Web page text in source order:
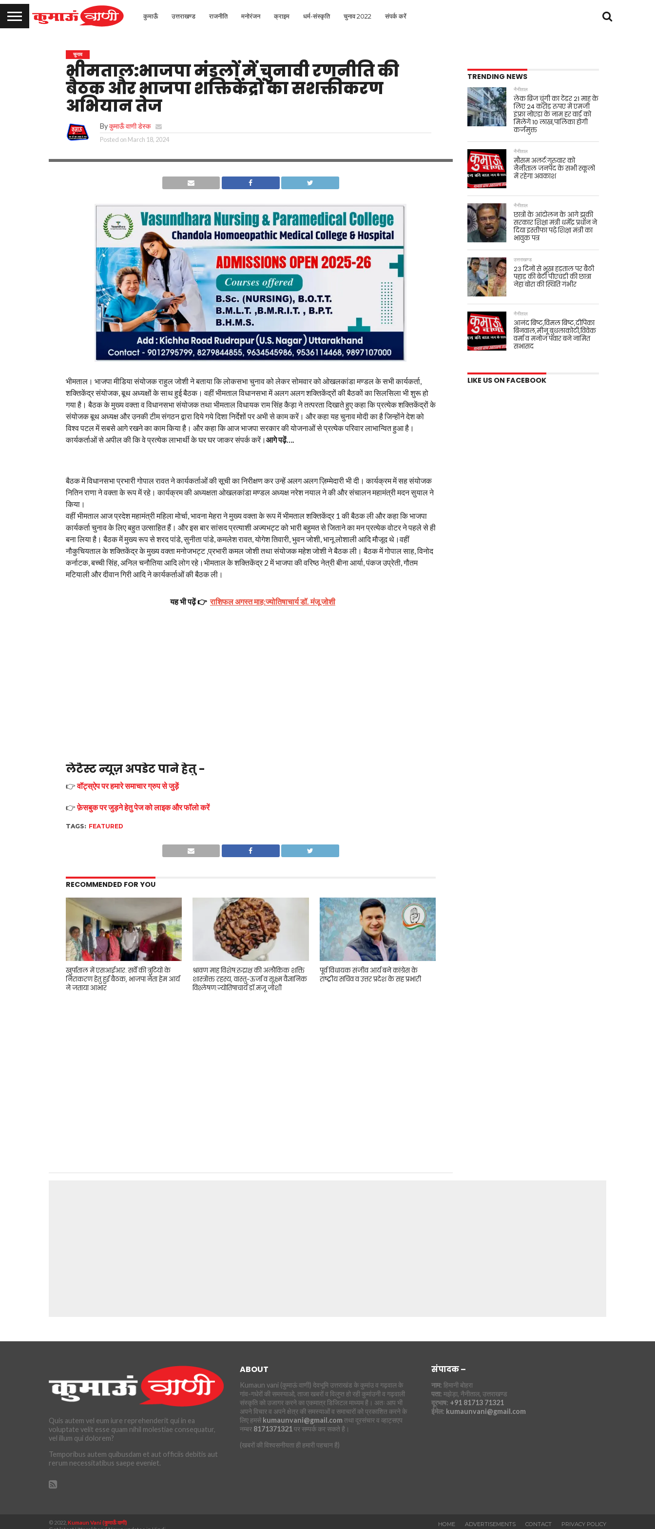
कुमाऊँ उत्तराखण्ड राजनीति मनोरंजन क्राइम धर्म-संस्कृति चुनाव 2022 संपर्क करें
चुनाव
भीमताल:भाजपा मंडलों में चुनावी रणनीति की
बैठक और भाजपा शक्तिकेंद्रों का सशक्तीकरण
अभियान तेज
Byकुमाऊँ वाणी डेस्क
Posted on March 18, 2024
भीमताल। भाजपा मीडिया संयोजक राहुल जोशी ने बताया कि लोकसभा चुनाव को लेकर सोमवार को ओखलकांडा मण्डल के सभी कार्यकर्ता,
शक्तिकेंद्र संयोजक, बूथ अध्यक्षों के साथ हुई बैठक। वहीं भीमताल विधानसभा में अलग अलग शक्तिकेंद्रों की बैठकों का सिलसिला भी शुरू हो
गया है। बैठक के मुख्य वक्ता व विधानसभा संयोजक तथा भीमताल विधायक राम सिंह कैड़ा ने तत्परता दिखाते हुए कहा कि प्रत्येक शक्तिकेंद्रों के
संयोजक बूथ अध्यक्ष और उनकी टीम संगठन द्वारा दिये गये दिशा निर्देशों पर अभी से काम करें। और कहा यह चुनाव मोदी का है जिन्होंने देश को
विश्व पटल में सबसे आगे रखने का काम किया है। और कहा कि आज भाजपा सरकार की योजनाओं से प्रत्येक परिवार लाभान्वित हुआ है।
कार्यकर्ताओं से अपील की कि वे प्रत्येक लाभार्थी के घर घर जाकर संपर्क करें। आगे पढ़ें….
बैठक में विधानसभा प्रभारी गोपाल रावत ने कार्यकर्ताओं की सूची का निरीक्षण कर उन्हें अलग अलग ज़िम्मेदारी भी दी। कार्यक्रम में सह संयोजक
नितिन राणा ने वक्ता के रूप में रहे। कार्यक्रम की अध्यक्षता ओखलकांडा मण्डल अध्यक्ष नरेश नयाल ने की और संचालन महामंत्री मदन सुयाल ने
किया।
वहीं भीमताल आज प्रदेश महामंत्री महिला मोर्चा, भावना मेहरा ने मुख्य वक्ता के रूप में भीमताल शक्तिकेंद्र 1 की बैठक ली और कहा कि भाजपा
कार्यकर्ता चुनाव के लिए बहुत उत्साहित हैं। और इस बार सांसद प्रत्याशी अज्यभट्ट को भारी बहुमत से जिताने का मन प्रत्येक वोटर ने पहले से ही
बना लिया है। बैठक में मुख्य रूप से शरद पांडे, सुनीता पांडे, कमलेश रावत, योगेश तिवारी, भुवन जोशी, भानू लोशाली आदि मौजूद थे।वहीं
नौकुचियताल के शक्तिकेंद्र के मुख्य वक्ता मनोजभट्ट ,प्रभारी कमल जोशी तथा संयोजक महेश जोशी ने बैठक ली। बैठक में गोपाल साह, विनोद
कर्नाटक, बच्ची सिंह, अनिल चनौतिया आदि लोग रहे।भीमताल के शक्तिकेंद्र 2 में भाजपा की वरिष्ठ नेत्री बीना आर्या, पंकज उप्रेती, गौतम
मटियाली और दीवान गिरी आदि ने कार्यकर्ताओं की बैठक ली।
यह भी पढ़ें 👉 राशिफल अगस्त माह:ज्योतिषाचार्य डॉ. मंजू जोशी
लेटैस्ट न्यूज़ अपडेट पाने हेतु -
👉वॉट्स्ऐप पर हमारे समाचार ग्रुप से जुड़ें
👉फ़ेसबुक पर जुड़ने हेतु पेज को लाइक और फॉलो करें
TAGS: FEATURED
RECOMMENDED FOR YOU
खुर्पाताल में एसआईआर. सर्वे की त्रुटियों के
निराकरण हेतु हुई बैठक, भाजपा नेता हेम आर्य
ने जताया आभार
श्रावण माह विशेष:रुद्राक्ष की अलौकिक शक्ति
शास्त्रोक्त रहस्य, वास्तु-ऊर्जा व सूक्ष्म वैज्ञानिक
विश्लेषण:ज्योतिषाचार्य डॉ.मंजू जोशी
पूर्व विधायक संजीव आर्य बने कांग्रेस के
राष्ट्रीय सचिव व उत्तर प्रदेश के सह प्रभारी
TRENDING NEWS
नैनीताल
लेक ब्रिज चुंगी का टेंडर 21 माह के
लिए 24 करोड़ रुपए में एमजी
इंफ़्रा नोएडा के नाम हर वार्ड को
मिलेंगे 10 लाख,पालिका होगी
कर्जमुक्त
नैनीताल
मौसम अलर्ट:गुरुवार को
नैनीताल जनपद के सभी स्कूलों
में रहेगा अवकाश
नैनीताल
छात्रों के आंदोलन के आगे झुकी
सरकार शिक्षा मंत्री धर्मेंद्र प्रधान ने
दिया इस्तीफा पढ़े शिक्षा मंत्री का
भावुक पत्र
उत्तराखण्ड
23 दिनों से भूख हड़ताल पर बैठी
पहाड़ की बेटी पीएचडी की छात्रा
नेहा बोरा की स्थिति गंभीर
नैनीताल
आनंद बिष्ट,विमल बिष्ट,दीपिका
बिनवाल,मीनू बुधलाकोटी,विवेक
वर्मा व मनोज पंवार बने नामित
सभासद
LIKE US ON FACEBOOK
Quis autem vel eum iure reprehenderit qui in ea
voluptate velit esse quam nihil molestiae consequatur,
vel illum qui dolorem?
Temporibus autem quibusdam et aut officiis debitis aut
rerum necessitatibus saepe eveniet.
ABOUT
Kumaun vani (कुमाऊं वाणी) देवभूमि उत्तराखंड के कुमांउ व गढ़वाल के
गांव-गधेरों की समस्याओ, ताजा खबरों व विलुप्त हो रही कुमांउनी व गढ़वाली
संस्कृति को उजागर करने का एकमात्र डिजिटल माध्यम है। अतः आप भी
अपने विचार व अपने क्षेत्र की समस्याओं व समाचारों को प्रकाशित करने के
लिए हमसे kumaunvani@gmail.com तथा दूरसंचार व व्हाट्सएप
नम्बर 8171371321पर सम्पर्क कर सकते है।
(खबरों की विश्वसनीयता ही हमारी पहचान है)
संपादक –
नाम: हिमानी बोहरा
पता: मझेड़ा, नैनीताल, उत्तराखण्ड
दूरभाष: +91 81713 71321
ईमेल: kumaunvani@gmail.com
HOME ADVERTISEMENTS CONTACT PRIVACY POLICY
© 2022, Kumaun Vani (कुमाऊँ वाणी)